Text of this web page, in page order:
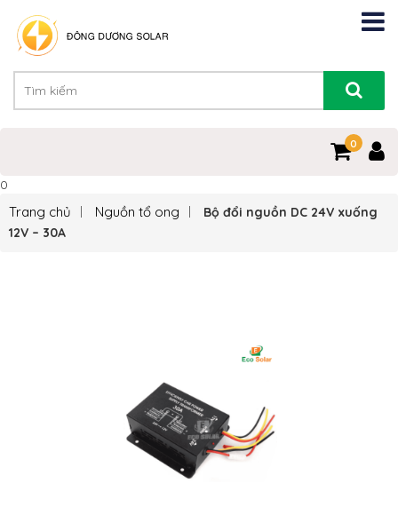
0
0
Trang chủ Nguồn tổ ong
Bộ đổi nguồn DC 24V xuống
12V – 30A